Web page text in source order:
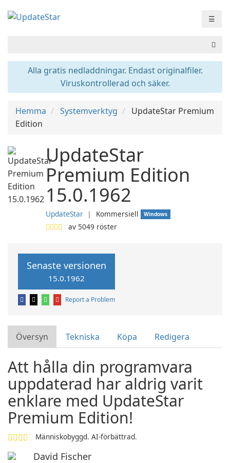
☰
Alla gratis nedladdningar. Endast originalfiler.
Viruskontrollerad och säker.
Hemma Systemverktyg
UpdateStar Premium
Edition
UpdateStar
Premium Edition
15.0.1962
UpdateStar ❘ Kommersiell Windows
av 5049 röster
Senaste versionen
15.0.1962
Report a Problem
Översyn Tekniska Köpa Redigera
Att hålla din programvara
uppdaterad har aldrig varit
enklare med UpdateStar
Premium Edition!
Människobyggd. AI-förbättrad.
David Fischer